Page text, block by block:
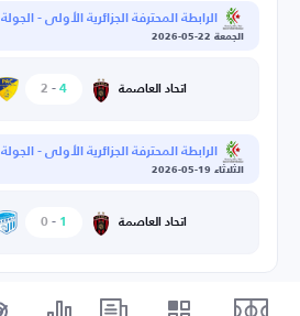
الرابطة المحترفة الجزائرية الأولى - الجولة 18 - مباراة الإياب
الجمعة 22-05-2026
اتحاد العاصمة 4
-
2
الرابطة المحترفة الجزائرية الأولى - الجولة 29 - مباراة الإياب
الثلاثاء 19-05-2026
اتحاد العاصمة 1
-
0